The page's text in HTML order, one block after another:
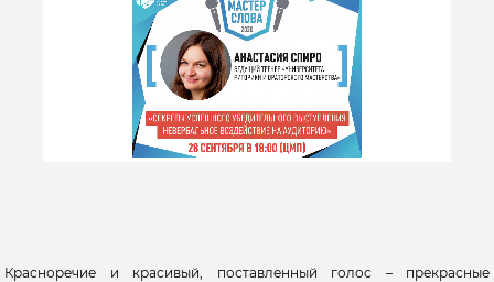
Красноречие и красивый, поставленный голос – прекрасные